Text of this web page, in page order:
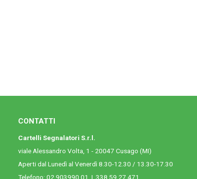
CONTATTI
Cartelli Segnalatori S.r.l.
viale Alessandro Volta, 1 - 20047 Cusago (MI)
Aperti dal Lunedì al Venerdì 8.30-12.30 / 13.30-17.30
Telefono: 02.903990.01 | 338.59.27.471